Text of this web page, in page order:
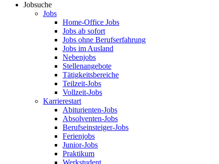
Jobsuche
Jobs
Home-Office Jobs
Jobs ab sofort
Jobs ohne Berufserfahrung
Jobs im Ausland
Nebenjobs
Stellenangebote
Tätigkeitsbereiche
Teilzeit-Jobs
Vollzeit-Jobs
Karrierestart
Abiturienten-Jobs
Absolventen-Jobs
Berufseinsteiger-Jobs
Ferienjobs
Junior-Jobs
Praktikum
Werkstudent